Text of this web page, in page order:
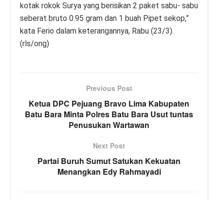
kotak rokok Surya yang berisikan 2 paket sabu- sabu
seberat bruto 0.95 gram dan 1 buah Pipet sekop,”
kata Ferio dalam keterangannya, Rabu (23/3).
(rls/ong)
Previous Post
Ketua DPC Pejuang Bravo Lima Kabupaten
Batu Bara Minta Polres Batu Bara Usut tuntas
Penusukan Wartawan
Next Post
Partai Buruh Sumut Satukan Kekuatan
Menangkan Edy Rahmayadi